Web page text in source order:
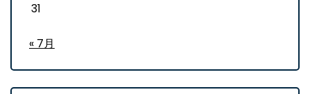
31
« 7月